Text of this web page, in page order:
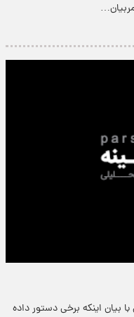
بیان اینکه برخی دستور داده